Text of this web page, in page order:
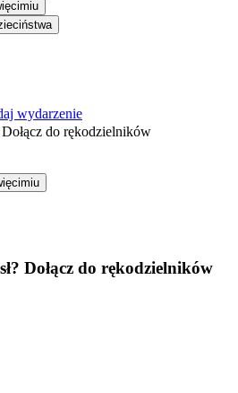
wydarzenie
Dołącz do rękodzielników